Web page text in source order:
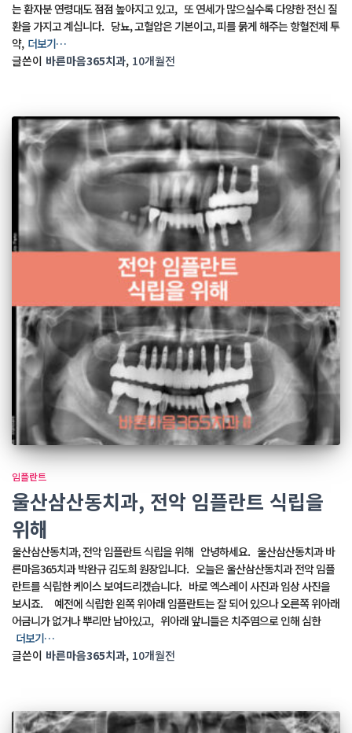
는 환자분 연령대도 점점 높아지고 있고, 또 연세가 많으실수록 다양한 전신 질
환을 가지고 계십니다. 당뇨, 고혈압은 기본이고, 피를 묽게 해주는 항혈전제 투
약, 더보기…
글쓴이 바른마음365치과, 10개월전
임플란트
울산삼산동치과, 전악 임플란트 식립을
위해
울산삼산동치과, 전악 임플란트 식립을 위해 안녕하세요. 울산삼산동치과 바
른마음365치과 박완규 김도희 원장입니다. 오늘은 울산삼산동치과 전악 임플
란트를 식립한 케이스 보여드리겠습니다. 바로 엑스레이 사진과 임상 사진을
보시죠. 예전에 식립한 왼쪽 위아래 임플란트는 잘 되어 있으나 오른쪽 위아래
어금니가 없거나 뿌리만 남아있고, 위아래 앞니들은 치주염으로 인해 심한
더보기…
글쓴이 바른마음365치과, 10개월전